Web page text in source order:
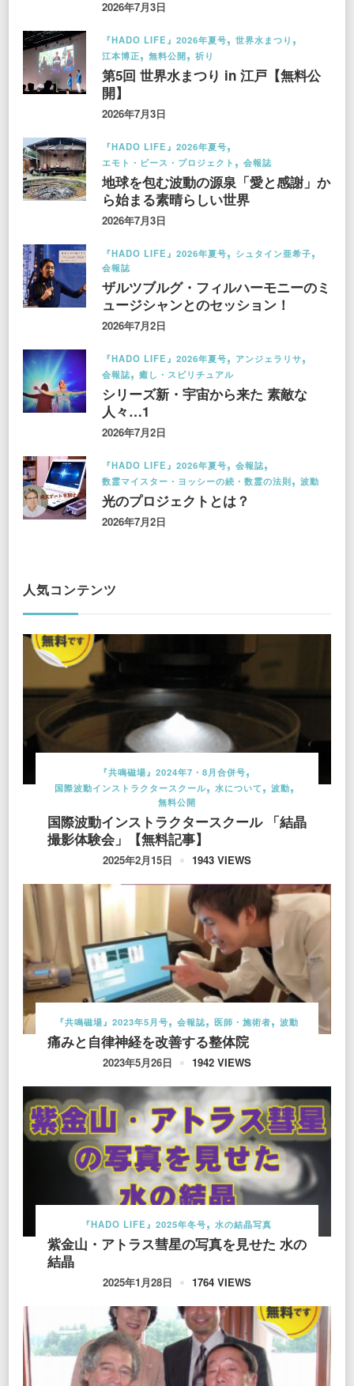
2026年7月3日
『HADO LIFE』2026年夏号
世界水まつり
江本博正
無料公開 祈り
第5回 世界水まつり in 江戸【無料公
開】
2026年7月3日
『HADO LIFE』2026年夏号
エモト・ピース・プロジェクト
会報誌
地球を包む波動の源泉「愛と感謝」か
ら始まる素晴らしい世界
2026年7月3日
『HADO LIFE』2026年夏号
シュタイン亜希子
会報誌
ザルツブルグ・フィルハーモニーのミ
ュージシャンとのセッション！
2026年7月2日
『HADO LIFE』2026年夏号
アンジェラリサ
会報誌
癒し・スピリチュアル
シリーズ新・宇宙から来た 素敵な
人々…1
2026年7月2日
『HADO LIFE』2026年夏号
会報誌
数霊マイスター・ヨッシーの続・数霊の法則
波動
光のプロジェクトとは？
2026年7月2日
人気コンテンツ
『共鳴磁場』2024年7・8月合併号
国際波動インストラクタースクール
水について
波動
無料公開
国際波動インストラクタースクール 「結晶
撮影体験会」【無料記事】
2025年2月15日 1943 VIEWS
『共鳴磁場』2023年5月号 会報誌 医師・施術者 波動
痛みと自律神経を改善する整体院
2023年5月26日 1942 VIEWS
『HADO LIFE』2025年冬号 水の結晶写真
紫金山・アトラス彗星の写真を見せた 水の
結晶
2025年1月28日 1764 VIEWS